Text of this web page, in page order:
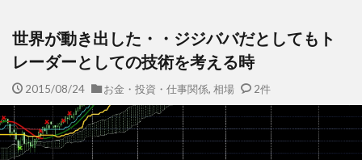
世界が動き出した・・ジジババだとしてもト
レーダーとしての技術を考える時
2015/08/24 お金・投資・仕事関係, 相場 2件
マレーシア動画
ヨーグルト
低温調理・スロークッカー
低糖質ダイエット
備忘録
動画 日本人村社会 脱水シート
検索